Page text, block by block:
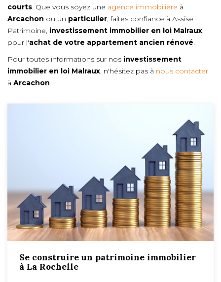
courts. Que vous soyez une agence immobilière à
Arcachon ou un particulier, faites confiance à Assise
Patrimoine, investissement immobilier en loi Malraux,
pour l'achat de votre appartement ancien rénové.
Pour toutes informations sur nos investissement
immobilier en loi Malraux, n'hésitez pas à nous contacter
à Arcachon.
Se construire un patrimoine immobilier
à La Rochelle